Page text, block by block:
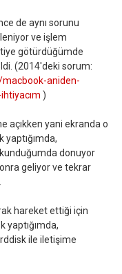
de aynı sorunu
ve işlem
götürdüğümde
(2014'deki sorum:
aniden-
)
açıkken yani ekranda o
yaptığımda,
donuyor
geliyor ve tekrar
hareket ettiği için
yaptığımda,
ile iletişime